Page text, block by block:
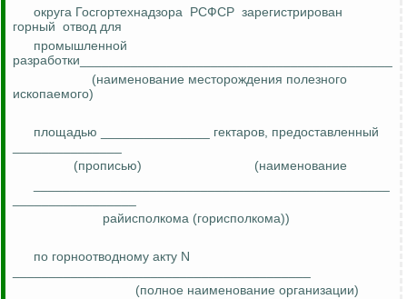
округа Госгортехнадзора РСФСР зарегистрирован
горный отвод для
промышленной
разработки___________________________________________
(наименование месторождения полезного
ископаемого)
площадью _______________ гектаров, предоставленный
(прописью)
(наименование
райисполкома (горисполкома))
по горноотводному акту N
(полное наименование организации)